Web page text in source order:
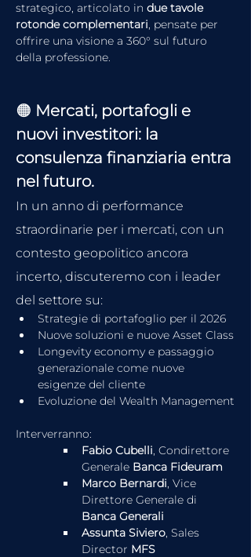
strategico, articolato in due tavole
rotonde complementari, pensate per
offrire una visione a 360° sul futuro
della professione.
🟠 Mercati, portafogli e
nuovi investitori: la
consulenza finanziaria entra
nel futuro.
In un anno di performance
straordinarie per i mercati, con un
contesto geopolitico ancora
incerto, discuteremo con i leader
del settore su:
Strategie di portafoglio per il 2026
Nuove soluzioni e nuove Asset Class
Longevity economy e passaggio
generazionale come nuove
esigenze del cliente
Evoluzione del Wealth Management
Interverranno:
Fabio Cubelli, Condirettore
Generale Banca Fideuram
Marco Bernardi, Vice
Direttore Generale di
Banca Generali
Assunta Siviero, Sales
Director MFS